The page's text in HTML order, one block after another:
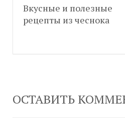
Вкусные и полезные
рецепты из чеснока
ОСТАВИТЬ